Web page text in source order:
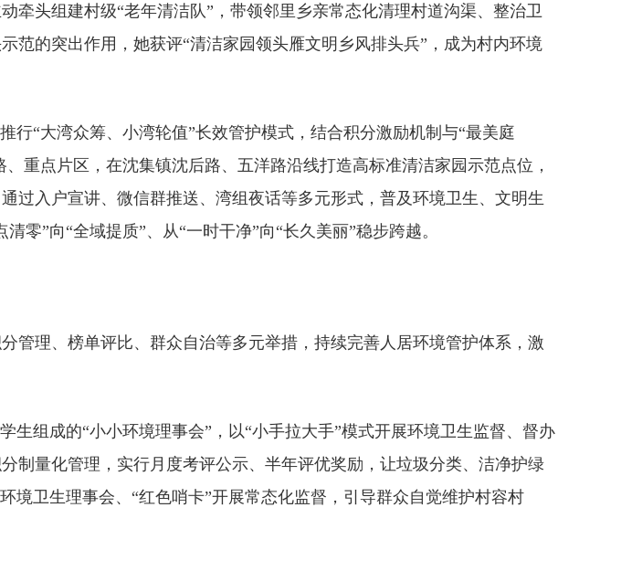
牵头组建村级“老年清洁队”，带领邻里乡亲常态化清理村道沟渠、整治卫
范的突出作用，她获评“清洁家园领头雁文明乡风排头兵”，成为村内环境
“大湾众筹、小湾轮值”长效管护模式，结合积分激励机制与“最美庭
重点片区，在沈集镇沈后路、五洋路沿线打造高标准清洁家园示范点位，
过入户宣讲、微信群推送、湾组夜话等多元形式，普及环境卫生、文明生
零”向“全域提质”、从“一时干净”向“长久美丽”稳步跨越。
管理、榜单评比、群众自治等多元举措，持续完善人居环境管护体系，激
组成的“小小环境理事会”，以“小手拉大手”模式开展环境卫生监督、督办
制量化管理，实行月度考评公示、半年评优奖励，让垃圾分类、洁净护绿
境卫生理事会、“红色哨卡”开展常态化监督，引导群众自觉维护村容村